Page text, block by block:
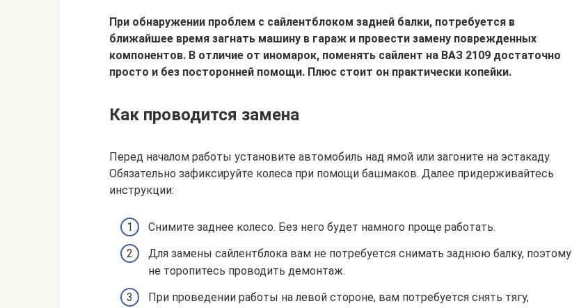
При обнаружении проблем с сайлентблоком задней балки, потребуется в
ближайшее время загнать машину в гараж и провести замену поврежденных
компонентов. В отличие от иномарок, поменять сайлент на ВАЗ 2109 достаточно
просто и без посторонней помощи. Плюс стоит он практически копейки.
Как проводится замена
Перед началом работы установите автомобиль над ямой или загоните на эстакаду.
Обязательно зафиксируйте колеса при помощи башмаков. Далее придерживайтесь
инструкции:
Снимите заднее колесо. Без него будет намного проще работать.
Для замены сайлентблока вам не потребуется снимать заднюю балку, поэтому
не торопитесь проводить демонтаж.
При проведении работы на левой стороне, вам потребуется снять тягу,